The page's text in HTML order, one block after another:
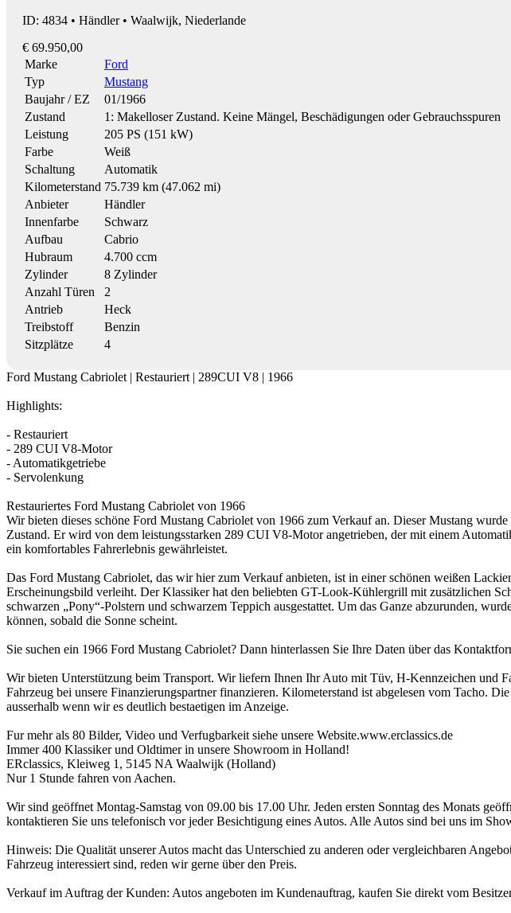
ID: 4834 • Händler • Waalwijk, Niederlande
€ 69.950,00
Marke
Ford
Typ
Mustang
Baujahr / EZ
01/1966
Zustand
1: Makelloser Zustand. Keine Mängel, Beschädigungen oder Gebrauchsspuren
Leistung
205 PS (151 kW)
Farbe
Weiß
Schaltung
Automatik
Kilometerstand 75.739 km (47.062 mi)
Anbieter
Händler
Innenfarbe
Schwarz
Aufbau
Cabrio
Hubraum
4.700 ccm
Zylinder
8 Zylinder
Anzahl Türen
2
Antrieb
Heck
Treibstoff
Benzin
Sitzplätze
4
Ford Mustang Cabriolet | Restauriert | 289CUI V8 | 1966
Highlights:
- Restauriert
- 289 CUI V8-Motor
- Automatikgetriebe
- Servolenkung
Restauriertes Ford Mustang Cabriolet von 1966
Wir bieten dieses schöne Ford Mustang Cabriolet von 1966 zum Verkauf an. Dieser Mustang
Zustand. Er wird von dem leistungsstarken 289 CUI V8-Motor angetrieben, der mit einem
ein komfortables Fahrerlebnis gewährleistet.
Das Ford Mustang Cabriolet, das wir hier zum Verkauf anbieten, ist in einer schönen weißen
Erscheinungsbild verleiht. Der Klassiker hat den beliebten GT-Look-Kühlergrill mit zusätzlichen
schwarzen „Pony“-Polstern und schwarzem Teppich ausgestattet. Um das Ganze abzurunden,
können, sobald die Sonne scheint.
Sie suchen ein 1966 Ford Mustang Cabriolet? Dann hinterlassen Sie Ihre Daten über das
Wir bieten Unterstützung beim Transport. Wir liefern Ihnen Ihr Auto mit Tüv, H-Kennzeichen und
Fahrzeug bei unsere Finanzierungspartner finanzieren. Kilometerstand ist abgelesen vom Tacho.
ausserhalb wenn wir es deutlich bestaetigen im Anzeige.
Fur mehr als 80 Bilder, Video und Verfugbarkeit siehe unsere Website.www.erclassics.de
Immer 400 Klassiker und Oldtimer in unsere Showroom in Holland!
ERclassics, Kleiweg 1, 5145 NA Waalwijk (Holland)
Nur 1 Stunde fahren von Aachen.
Wir sind geöffnet Montag-Samstag von 09.00 bis 17.00 Uhr. Jeden ersten Sonntag des Monats
kontaktieren Sie uns telefonisch vor jeder Besichtigung eines Autos. Alle Autos sind bei uns im
Hinweis: Die Qualität unserer Autos macht das Unterschied zu anderen oder vergleichbaren
Fahrzeug interessiert sind, reden wir gerne über den Preis.
Verkauf im Auftrag der Kunden: Autos angeboten im Kundenauftrag, kaufen Sie direkt vom